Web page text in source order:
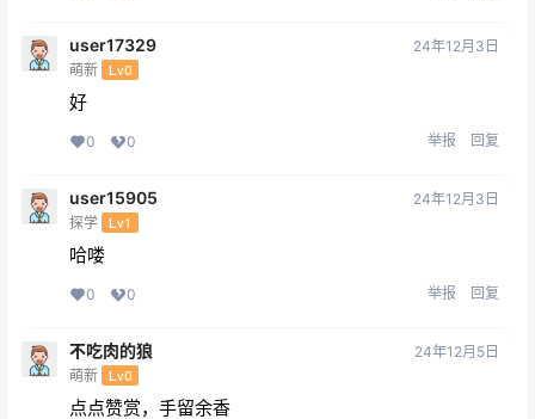
user17329
萌新 Lv0
24年12月3日
好
0 0 举报 回复
user15905
探学 Lv1
24年12月3日
哈喽
0 0 举报 回复
不吃肉的狼
萌新 Lv0
24年12月5日
点点赞赏，手留余香